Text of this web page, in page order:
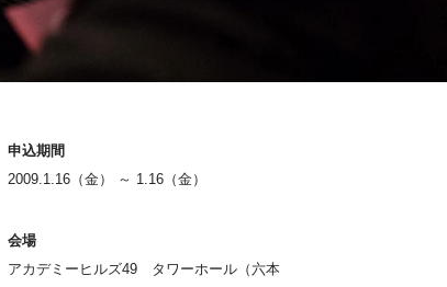
申込期間
2009.1.16（金） ～ 1.16（金）
会場
アカデミーヒルズ49 タワーホール（六本